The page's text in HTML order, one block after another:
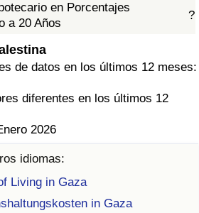
en Porcentajes
a 20 Años
?
de datos en los últimos 12 meses:
diferentes en los últimos 12
2026
idiomas:
Living in Gaza
in Gaza